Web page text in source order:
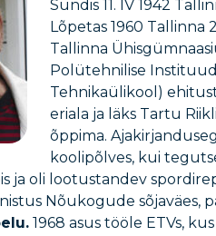
Sündis 11. IV 1942
Lõpetas 1960 Tallinna
Tallinna
Polütehnilise
Tehnikaülikool)
eriala ja läks Tartu
õppima.
koolipõlves, kui
ja oli lootustandev
Nõukogude sõjaväes,
1968 asus tööle ETVs,